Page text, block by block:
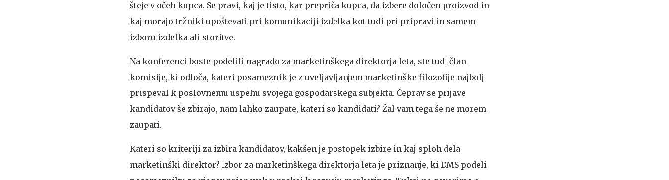
šteje v očeh kupca. Se pravi, kaj je tisto, kar prepriča kupca, da izbere določen proizvod in
kaj morajo tržniki upoštevati pri komunikaciji izdelka kot tudi pri pripravi in samem
izboru izdelka ali storitve.
Na konferenci boste podelili nagrado za marketinškega direktorja leta, ste tudi član
komisije, ki odloča, kateri posameznik je z uveljavljanjem marketinške filozofije najbolj
prispeval k poslovnemu uspehu svojega gospodarskega subjekta. Čeprav se prijave
kandidatov še zbirajo, nam lahko zaupate, kateri so kandidati? Žal vam tega še ne morem
zaupati.
Kateri so kriteriji za izbira kandidatov, kakšen je postopek izbire in kaj sploh dela
marketinški direktor? Izbor za marketinškega direktorja leta je priznanje, ki DMS podeli